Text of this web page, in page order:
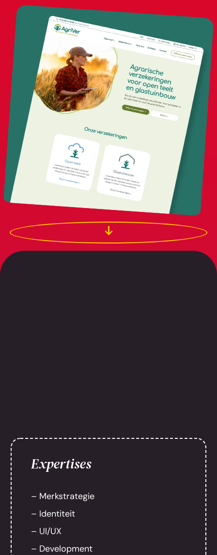
huisstijl
en
website
AgriVer
Expertises
– Merkstrategie
– Identiteit
– UI/UX
– Development